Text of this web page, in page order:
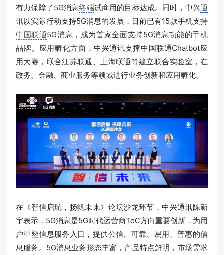
有力保障了5G消息终端试商用的目标达成。同时，中兴通
讯以实际行动支持5G消息的发展，目前已有15款手机支持
中国联通5G消息，成为首家全面支持5G消息功能的手机
品牌。应用孵化方面，中兴通讯支撑中国联通Chatbot应
用大赛，联合江苏联通、上海联通等建立联合实验室，在
政务、金融、商业服务等领域进行业务创新和应用孵化。
在《智信启航，扬帆未来》论坛沙龙环节，中兴通讯陈新
宇表示，5G消息是5G时代运营商ToC方向重要创新，为用
户重塑信息服务入口，提供公信、可靠、易用、普惠的信
息服务。5G消息业务形态丰富，产品特点鲜明，市场需求